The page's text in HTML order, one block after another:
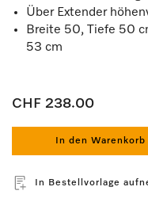
Über Extender
Breite 50, Tiefe 50
53 cm
CHF 238.00
In den Warenkorb
In Bestellvorlage